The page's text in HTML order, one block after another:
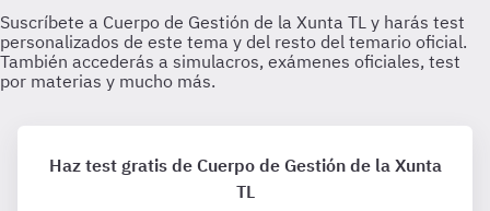
Haz test gratis de Cuerpo de Gestión de la Xunta
TL